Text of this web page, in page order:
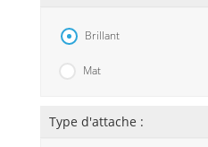
Brillant
Mat
Type d'attache :